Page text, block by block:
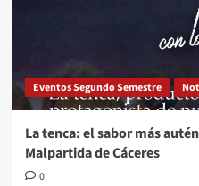
Eventos Segundo Semestre
La tenca: el sabor más
Malpartida de Cáceres
0